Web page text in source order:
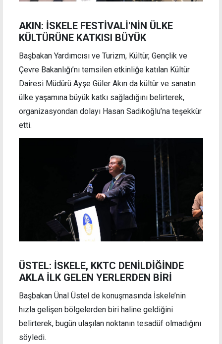
AKIN: İSKELE FESTİVALİ'NİN ÜLKE
KÜLTÜRÜNE KATKISI BÜYÜK
Başbakan Yardımcısı ve Turizm, Kültür, Gençlik ve
Çevre Bakanlığı’nı temsilen etkinliğe katılan Kültür
Dairesi Müdürü Ayşe Güler Akın da kültür ve sanatın
ülke yaşamına büyük katkı sağladığını belirterek,
organizasyondan dolayı Hasan Sadıkoğlu’na teşekkür
etti.
ÜSTEL: İSKELE, KKTC DENİLDİĞİNDE
AKLA İLK GELEN YERLERDEN BİRİ
Başbakan Ünal Üstel de konuşmasında İskele’nin
hızla gelişen bölgelerden biri haline geldiğini
belirterek, bugün ulaşılan noktanın tesadüf olmadığını
söyledi.